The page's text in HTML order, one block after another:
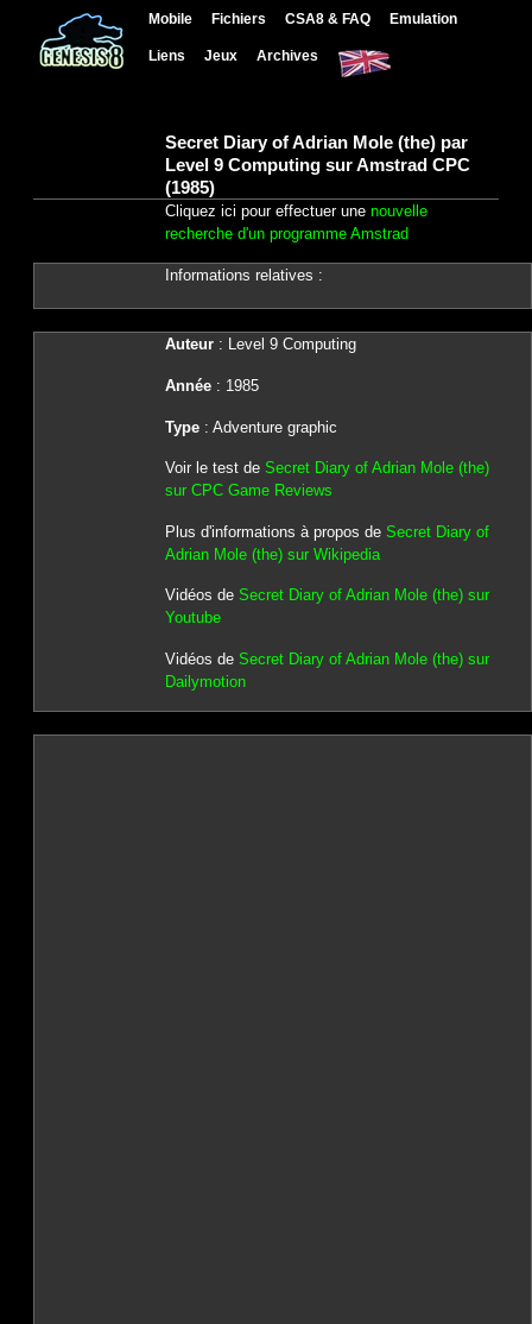
Mobile Fichiers CSA8 & FAQ Emulation
Liens Jeux Archives
Secret Diary of Adrian Mole (the) par
Level 9 Computing sur Amstrad CPC
(1985)
Cliquez ici pour effectuer une nouvelle
recherche d'un programme Amstrad
Informations relatives :
Auteur: Level 9 Computing
Année: 1985
Type: Adventure graphic
Voir le test de Secret Diary of Adrian Mole (the)
sur CPC Game Reviews
Plus d'informations à propos de Secret Diary of
Adrian Mole (the) sur Wikipedia
Vidéos de Secret Diary of Adrian Mole (the) sur
Youtube
Vidéos de Secret Diary of Adrian Mole (the) sur
Dailymotion